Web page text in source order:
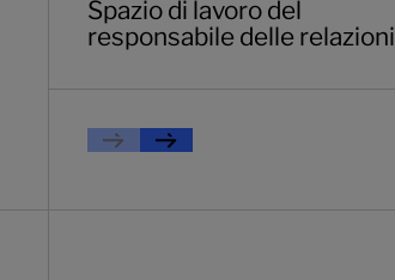
Spazio di lavoro del
responsabile delle relazioni
PreviousProssimo